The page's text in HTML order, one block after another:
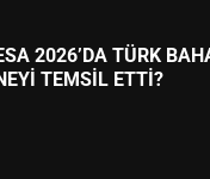
2026’DA TÜRK
TEMSİL ETTİ?